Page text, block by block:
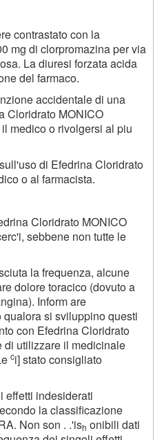
contrastato con la
mg di clorpromazina per via
La diuresi forzata acida
del farmaco.
accidentale di una
Cloridrato MONICO
medico o rivolgersi al piu
di Efedrina Cloridrato
o al farmacista.
Cloridrato MONICO
sebbene non tutte le
la frequenza, alcune
dolore toracico (dovuto a
Inform are
si sviluppino questi
con Efedrina Cloridrato
di utilizzare il medicinale
ci] stato consigliato
effetti indesiderati
la classificazione
Non son . .'ish onibili dati